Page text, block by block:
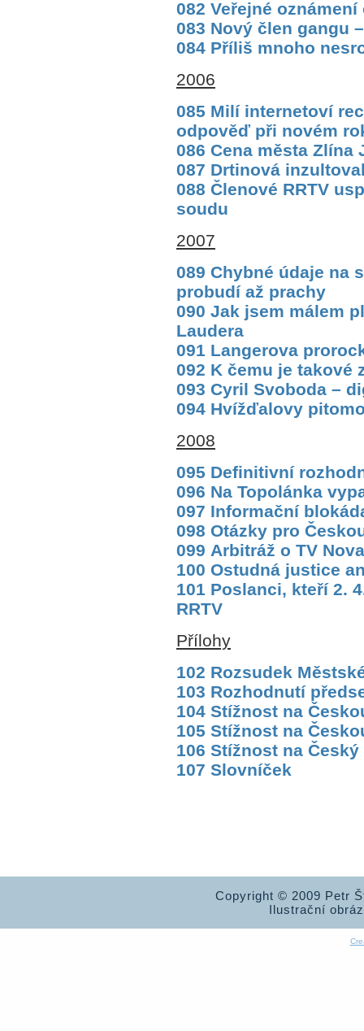
082 Veřejné
083 Nový člen gangu
084 Příliš mnoho
2006
085 Milí internetoví
odpověď při novém
086 Cena města Zlína
087 Drtinová
088 Členové RRTV
soudu
2007
089 Chybné údaje na
probudí až prachy
090 Jak jsem málem
Laudera
091 Langerova
092 K čemu je takové
093 Cyril Svoboda –
094 Hvížďalovy
2008
095 Definitivní
096 Na Topolánka
097 Informační
098 Otázky pro
099 Arbitráž o TV
100 Ostudná justice
101 Poslanci, kteří 2.
RRTV
Přílohy
102 Rozsudek
103 Rozhodnutí
104 Stížnost na
105 Stížnost na
106 Stížnost na
107 Slovníček
Copyright © 2009 Petr
Ilustrační